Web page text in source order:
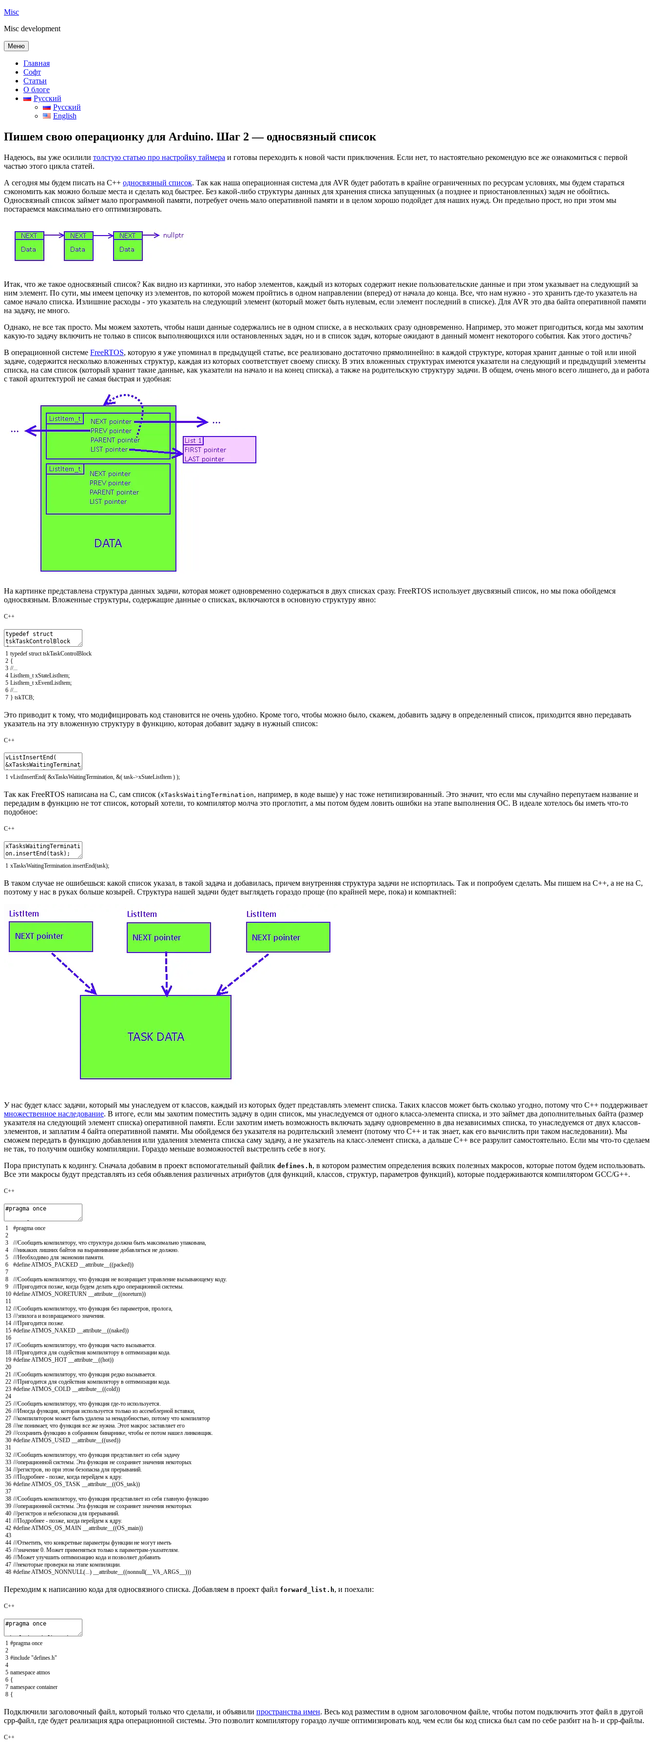
Перейти
содержимому
Misc
Misc development
Меню
Главная
Софт
Статьи
О блоге
Русский
Русский
English
Пишем свою операционку для Arduino. Шаг 2 — односвязный список
Надеюсь, вы уже осилили толстую статью про настройку таймера и готовы переходить к новой части приключения. Если нет, то настоятельно рекомендую все же ознакомиться с первой
частью этого цикла статей.
А сегодня мы будем писать на C++ односвязный список. Так как наша операционная система для AVR будет работать в крайне ограниченных по ресурсам условиях, мы будем стараться
сэкономить как можно больше места и сделать код быстрее. Без какой-либо структуры данных для хранения списка запущенных (а позднее и приостановленных) задач не обойтись.
Односвязный список займет мало программной памяти, потребует очень мало оперативной памяти и в целом хорошо подойдет для наших нужд. Он предельно прост, но при этом мы
постараемся максимально его оптимизировать.
Итак, что же такое односвязный список? Как видно из картинки, это набор элементов, каждый из которых содержит некие пользовательские данные и при этом указывает на следующий за
ним элемент. По сути, мы имеем цепочку из элементов, по которой можем пройтись в одном направлении (вперед) от начала до конца. Все, что нам нужно - это хранить где-то указатель на
самое начало списка. Излишние расходы - это указатель на следующий элемент (который может быть нулевым, если элемент последний в списке). Для AVR это два байта оперативной памяти
на задачу, не много.
Однако, не все так просто. Мы можем захотеть, чтобы наши данные содержались не в одном списке, а в нескольких сразу одновременно. Например, это может пригодиться, когда мы захотим
какую-то задачу включить не только в список выполняющихся или остановленных задач, но и в список задач, которые ожидают в данный момент некоторого события. Как этого достичь?
В операционной системе FreeRTOS, которую я уже упоминал в предыдущей статье, все реализовано достаточно прямолинейно: в каждой структуре, которая хранит данные о той или иной
задаче, содержится несколько вложенных структур, каждая из которых соответствует своему списку. В этих вложенных структурах имеются указатели на следующий и предыдущий элементы
списка, на сам список (который хранит такие данные, как указатели на начало и на конец списка), а также на родительскую структуру задачи. В общем, очень много всего лишнего, да и работа
с такой архитектурой не самая быстрая и удобная:
На картинке представлена структура данных задачи, которая может одновременно содержаться в двух списках сразу. FreeRTOS использует двусвязный список, но мы пока обойдемся
односвязным. Вложенные структуры, содержащие данные о списках, включаются в основную структуру явно:
C++
1
2
3
4
5
6
7
typedef struct tskTaskControlBlock
{
//...
ListItem_t xStateListItem;
ListItem_t xEventListItem;
//...
} tskTCB;
Это приводит к тому, что модифицировать код становится не очень удобно. Кроме того, чтобы можно было, скажем, добавить задачу в определенный список, приходится явно передавать
указатель на эту вложенную структуру в функцию, которая добавит задачу в нужный список:
C++
1 vListInsertEnd( &xTasksWaitingTermination, &( task->xStateListItem ) );
Так как FreeRTOS написана на C, сам список (xTasksWaitingTermination, например, в коде выше) у нас тоже нетипизированный. Это значит, что если мы случайно перепутаем название и
передадим в функцию не тот список, который хотели, то компилятор молча это проглотит, а мы потом будем ловить ошибки на этапе выполнения ОС. В идеале хотелось бы иметь что-то
подобное:
C++
1 xTasksWaitingTermination.insertEnd(task);
В таком случае не ошибешься: какой список указал, в такой задача и добавилась, причем внутренняя структура задачи не испортилась. Так и попробуем сделать. Мы пишем на C++, а не на C,
поэтому у нас в руках больше козырей. Структура нашей задачи будет выглядеть гораздо проще (по крайней мере, пока) и компактней:
У нас будет класс задачи, который мы унаследуем от классов, каждый из которых будет представлять элемент списка. Таких классов может быть сколько угодно, потому что C++ поддерживает
множественное наследование. В итоге, если мы захотим поместить задачу в один список, мы унаследуемся от одного класса-элемента списка, и это займет два дополнительных байта (размер
указателя на следующий элемент списка) оперативной памяти. Если захотим иметь возможность включать задачу одновременно в два независимых списка, то унаследуемся от двух классов-
элементов, и заплатим 4 байта оперативной памяти. Мы обойдемся без указателя на родительский элемент (потому что C++ и так знает, как его вычислить при таком наследовании). Мы
сможем передать в функцию добавления или удаления элемента списка саму задачу, а не указатель на класс-элемент списка, а дальше C++ все разрулит самостоятельно. Если мы что-то сделаем
не так, то получим ошибку компиляции. Гораздо меньше возможностей выстрелить себе в ногу.
Пора приступать к кодингу. Сначала добавим в проект вспомогательный файлик defines.h, в котором разместим определения всяких полезных макросов, которые потом будем использовать.
Все эти макросы будут представлять из себя объявления различных атрибутов (для функций, классов, структур, параметров функций), которые поддерживаются компилятором GCC/G++.
C++
1
2
3
4
5
6
7
8
9
10
11
12
13
14
15
16
17
18
19
20
21
22
23
24
25
26
27
28
29
30
31
32
33
34
35
36
37
38
39
40
41
42
43
44
45
46
47
48
#pragma once
///Сообщить компилятору, что структура должна быть максимально упакована,
///никаких лишних байтов на выравнивание добавляться не должно.
///Необходимо для экономии памяти.
#define ATMOS_PACKED __attribute__((packed))
///Сообщить компилятору, что функция не возвращает управление вызывающему коду.
///Пригодится позже, когда будем делать ядро операционной системы.
#define ATMOS_NORETURN __attribute__((noreturn))
///Сообщить компилятору, что функция без параметров, пролога,
///эпилога и возвращаемого значения.
///Пригодится позже.
#define ATMOS_NAKED __attribute__((naked))
///Сообщить компилятору, что функция часто вызывается.
///Пригодится для содействия компилятору в оптимизации кода.
#define ATMOS_HOT __attribute__((hot))
///Сообщить компилятору, что функция редко вызывается.
///Пригодится для содействия компилятору в оптимизации кода.
#define ATMOS_COLD __attribute__((cold))
///Сообщить компилятору, что функция где-то используется.
///Иногда функция, которая используется только из ассемблерной вставки,
///компилятором может быть удалена за ненадобностью, потому что компилятор
///не понимает, что функция все же нужна. Этот макрос заставляет его
///сохранить функцию в собранном бинарнике, чтобы ее потом нашел линковщик.
#define ATMOS_USED __attribute__((used))
///Сообщить компилятору, что функция представляет из себя задачу
///операционной системы. Эта функция не сохраняет значения некоторых
///регистров, но при этом безопасна для прерываний.
///Подробнее - позже, когда перейдем к ядру.
#define ATMOS_OS_TASK __attribute__((OS_task))
///Сообщить компилятору, что функция представляет из себя главную функцию
///операционной системы. Эта функция не сохраняет значения некоторых
///регистров и небезопасна для прерываний.
///Подробнее - позже, когда перейдем к ядру.
#define ATMOS_OS_MAIN __attribute__((OS_main))
///Отметить, что конкретные параметры функции не могут иметь
///значение 0. Может применяться только к параметрам-указателям.
///Может улучшить оптимизацию кода и позволяет добавить
///некоторые проверки на этапе компиляции.
#define ATMOS_NONNULL(...) __attribute__((nonnull(__VA_ARGS__)))
Переходим к написанию кода для односвязного списка. Добавляем в проект файл forward_list.h, и поехали:
C++
1
2
3
4
5
6
7
8
#pragma once
#include "defines.h"
namespace atmos
{
namespace container
{
Подключили заголовочный файл, который только что сделали, и объявили пространства имен. Весь код разместим в одном заголовочном файле, чтобы потом подключить этот файл в другой
cpp-файл, где будет реализация ядра операционной системы. Это позволит компилятору гораздо лучше оптимизировать код, чем если бы код списка был сам по себе разбит на h- и cpp-файлы.
C++